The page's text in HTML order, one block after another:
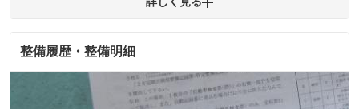
1/1
整備履歴・整備明細